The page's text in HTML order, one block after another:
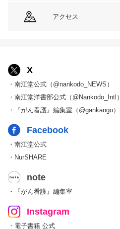
アクセス
X
・南江堂公式（@nankodo_NEWS）
・南江堂洋書部公式（@Nankodo_Intl）
・『がん看護』編集室（@gankango）
Facebook
・南江堂公式
・NurSHARE
note
・『がん看護』編集室
Instagram
・電子書籍 公式